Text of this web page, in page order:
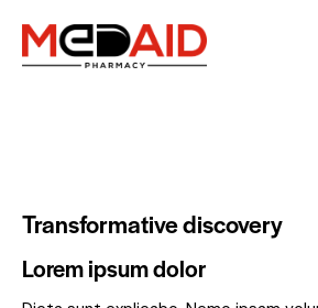
Transformative discovery
Lorem ipsum dolor